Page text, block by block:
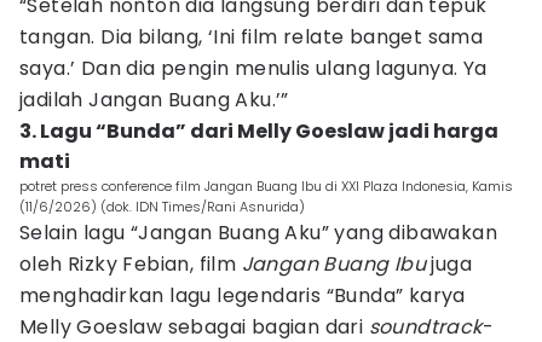
tangan. Dia bilang, ‘Ini film relate banget sama
saya.’ Dan dia pengin menulis ulang lagunya. Ya
jadilah Jangan Buang Aku.’”
3. Lagu “Bunda” dari Melly Goeslaw jadi harga
mati
potret press conference film Jangan Buang Ibu di XXI Plaza Indonesia, Kamis
(11/6/2026) (dok. IDN Times/Rani Asnurida)
Selain lagu “Jangan Buang Aku” yang dibawakan
oleh Rizky Febian, film Jangan Buang Ibujuga
menghadirkan lagu legendaris “Bunda” karya
Melly Goeslaw sebagai bagian dari soundtrack-